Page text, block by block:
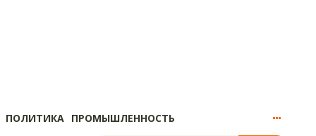
ПОЛИТИКА ПРОМЫШЛЕННОСТЬ